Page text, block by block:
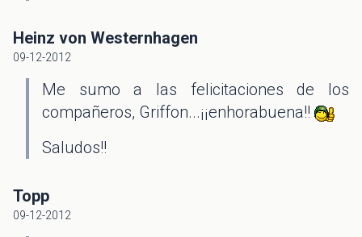
Heinz von Westernhagen
09-12-2012
Me sumo a las felicitaciones de los
compañeros, Griffon...¡¡enhorabuena!!
Saludos!!
Topp
09-12-2012